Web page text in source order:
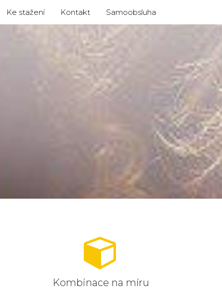
Ke stažení Kontakt Samoobsluha
Kombinace na míru